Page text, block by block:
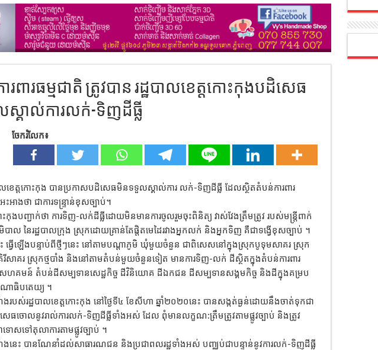
ពារធម្មជាតិ ត្រូវបាន រដ្ឋបាលខេត្តកោះកុងបដិសេធ
គាល់ការលក់-ទិញដីធ្លី
ចែករំលែក៖
ាលខេត្តកោះកុង បានប្រកាសបដិសេធមិនទទួលស្គាល់ការ លក់-ទិញដីធ្លី ដែលស្ថិតតំបន់ការពារ
អាងថា ជាការទន្រ្ទាន់ខុសច្បាប់។
ោះកុងបញ្ជាក់ថា ការទិញ-លក់ដីធ្លីដោយមិនមានការចូលរួមចុះពិនិត្យ វាស់វែងត្រឹមត្រូវ របស់មន្ត្រីពាក់
បាល នៃរដ្ឋបាលក្រុង ស្រុកដោយគ្រាន់តែផ្តិតមេដៃរវាងអ្នកលក់ និងអ្នកទិញ គឺជាទង្វើខុសច្បាប់ ។
ធ្វើឡើងបន្ទាប់ពីថ្មីៗនេះ នៅតាមបណ្តាភូមិ ឃុំមួយចំនួន ជាពិសេសនៅក្នុងស្រុកបូទុមសាគរ ស្រុក
សាគរ ស្រុកថ្មបាំង និងនៅតាមតំបន់មួយចំនួនទៀត មានការទិញ-លក់ ដីស្ថិតក្នុងតំបន់ការពារ
ហគមន៍ តំបន់ដីសម្បទានសេដ្ឋកិច្ច ដីវិនិយោគ ដីឯកជន ដីសម្បទានសង្គមកិច្ច និងដីក្នុងគម្រប
ាធិបតេយ្យ ។
បស់រដ្ឋបាលខេត្តកោះកុង នៅថ្ងៃទី៤ ខែសីហា ឆ្នាំ២០២០នេះ បានសង្កត់ធ្ងន់ដោយនឹងចាត់ទុកជា
ធចោលនូវរាល់ការលក់-ទិញដីធ្លីទាំងអស់ ដែល ពុំមានលក្ខណ:ត្រឹមត្រូវតាមផ្លូវច្បាប់ និងត្រូវ
ទោសទៅតុលាការតាមផ្លូវច្បាប់ ។
នេះ បានណែនាំដល់សាធារណជន និងប្រជាពលរដ្ឋទាំងអស់ បញ្ឈប់ជាបន្ទាន់នូវការលក់-ទិញដីធ្លី